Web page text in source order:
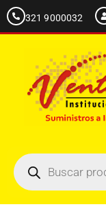
321 9000032